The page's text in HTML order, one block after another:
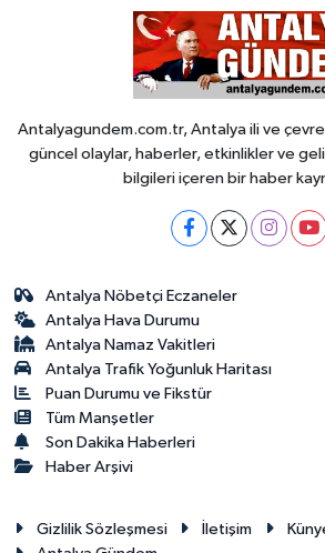
Antalyagundem.com.tr, Antalya ili ve
güncel olaylar, haberler, etkinlikler ve
bilgileri içeren bir haber
Antalya Nöbetçi Eczaneler
Antalya Hava Durumu
Antalya Namaz Vakitleri
Antalya Trafik Yoğunluk Haritası
Puan Durumu ve Fikstür
Tüm Manşetler
Son Dakika Haberleri
Haber Arşivi
Gizlilik Sözleşmesi İletişim